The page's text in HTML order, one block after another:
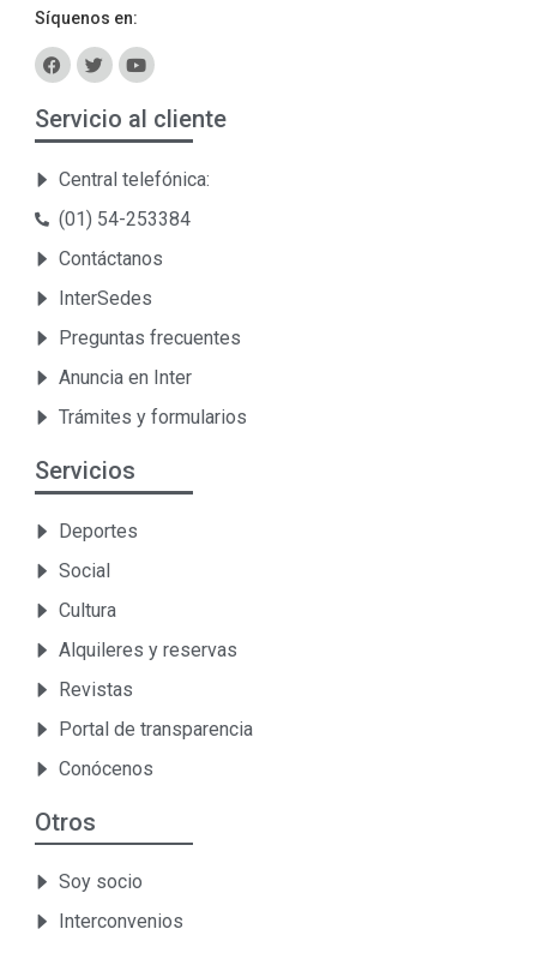
Síquenos en:
Servicio al cliente
Central telefónica:
(01) 54-253384
Contáctanos
InterSedes
Preguntas frecuentes
Anuncia en Inter
Trámites y formularios
Servicios
Deportes
Social
Cultura
Alquileres y reservas
Revistas
Portal de transparencia
Conócenos
Otros
Soy socio
Interconvenios